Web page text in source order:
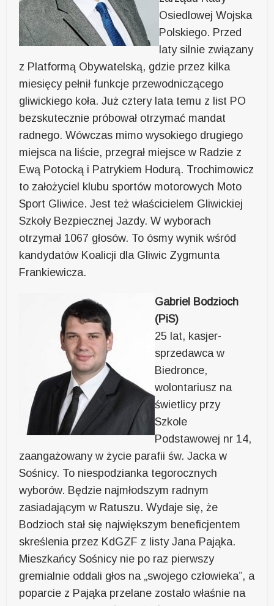
Osiedlowej Wojska
Polskiego. Przed
laty silnie związany
z Platformą Obywatelską, gdzie przez kilka
miesięcy pełnił funkcje przewodniczącego
gliwickiego koła. Już cztery lata temu z list PO
bezskutecznie próbował otrzymać mandat
radnego. Wówczas mimo wysokiego drugiego
miejsca na liście, przegrał miejsce w Radzie z
Ewą Potocką i Patrykiem Hodurą. Trochimowicz
to założyciel klubu sportów motorowych Moto
Sport Gliwice. Jest też właścicielem Gliwickiej
Szkoły Bezpiecznej Jazdy. W wyborach
otrzymał 1067 głosów. To ósmy wynik wśród
kandydatów Koalicji dla Gliwic Zygmunta
Frankiewicza.
Gabriel Bodzioch
(PiS)
25 lat, kasjer-
sprzedawca w
Biedronce,
wolontariusz na
świetlicy przy
Szkole
Podstawowej nr 14,
zaangażowany w życie parafii św. Jacka w
Sośnicy. To niespodzianka tegorocznych
wyborów. Będzie najmłodszym radnym
zasiadającym w Ratuszu. Wydaje się, że
Bodzioch stał się największym beneficjentem
skreślenia przez KdGZF z listy Jana Pająka.
Mieszkańcy Sośnicy nie po raz pierwszy
gremialnie oddali głos na „swojego człowieka”, a
poparcie z Pająka przelane zostało właśnie na